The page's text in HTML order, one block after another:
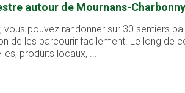
autour de Mournans-
vous pouvez randonner sur 30 sentiers
de les parcourir facilement. Le long de
produits locaux, ...